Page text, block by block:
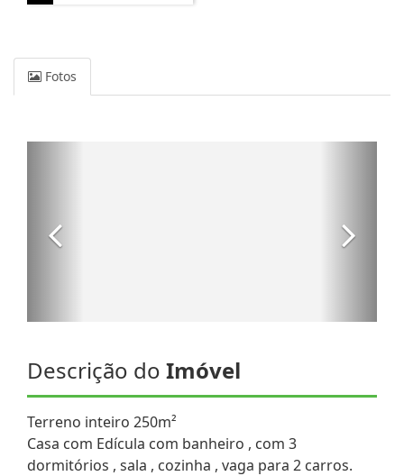
Fotos
Descrição do Imóvel
Terreno inteiro 250m²
Casa com Edícula com banheiro , com 3
dormitórios , sala , cozinha , vaga para 2 carros.